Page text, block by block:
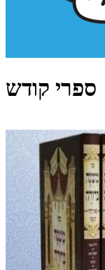
ספרי קודש